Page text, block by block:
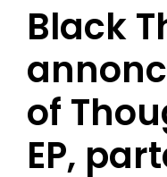
Black
of
EP,